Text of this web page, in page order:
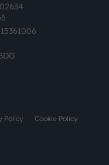
Policy Cookie Policy